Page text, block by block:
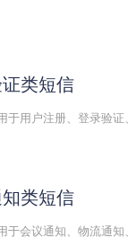
类短信
于用户注册、登录验
类短信
于会议通知、物流通